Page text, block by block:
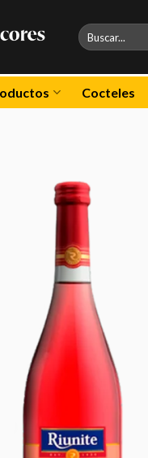
Buscar
por:
Cocteles